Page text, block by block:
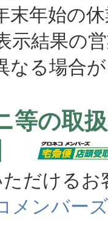
年始の
示結果の
る場合が
等の取
だけるお
メンバーズ